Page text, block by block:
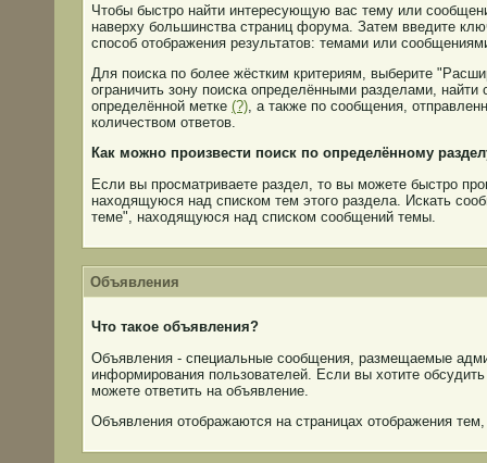
Чтобы быстро найти интересующую вас тему или
наверху большинства страниц форума. Затем введите
способ отображения результатов: темами или
Для поиска по более жёстким критериям, выберите
ограничить зону поиска определёнными разделами,
определённой метке (?) , а также по сообщения,
количеством ответов.
Как можно произвести поиск по определённому
Если вы просматриваете раздел, то вы можете быстро
находящуюся над списком тем этого раздела. Искать
теме", находящуюся над списком сообщений темы.
Объявления
Что такое объявления?
Объявления - специальные сообщения, размещаемые
информирования пользователей. Если вы хотите
можете ответить на объявление.
Объявления отображаются на страницах отображения